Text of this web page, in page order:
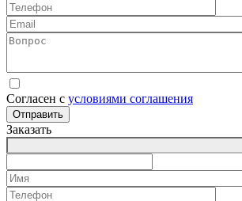
Телефон
Email
Вопрос
Согласен с условиями соглашения
Отправить
Заказать
Имя
Телефон